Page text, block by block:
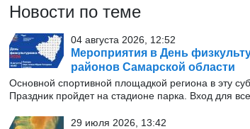
Новости по теме
04 августа 2026, 12:52
Мероприятия в День
районов Самарской области
Основной спортивной площадкой региона в эту
Праздник пройдет на стадионе парка. Вход для
29 июля 2026, 13:42